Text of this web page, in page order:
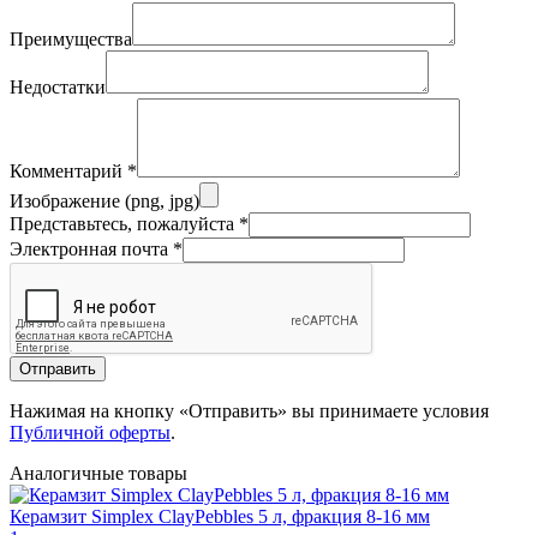
Преимущества
Недостатки
Комментарий *
Изображение (png, jpg)
Представьтесь, пожалуйста *
Электронная почта *
Отправить
Нажимая на кнопку «Отправить» вы принимаете условия
Публичной оферты.
Аналогичные товары
Керамзит Simplex ClayPebbles 5 л, фракция 8-16 мм